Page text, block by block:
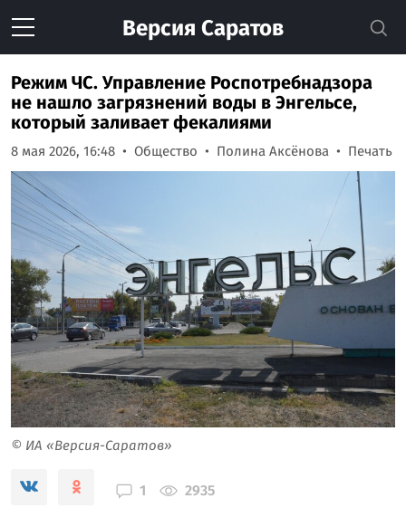
Версия Саратов
Режим ЧС. Управление Роспотребнадзора
не нашло загрязнений воды в Энгельсе,
который заливает фекалиями
8 мая 2026, 16:48 Общество Полина Аксёнова Печать
© ИА «Версия-Саратов»
1 2935